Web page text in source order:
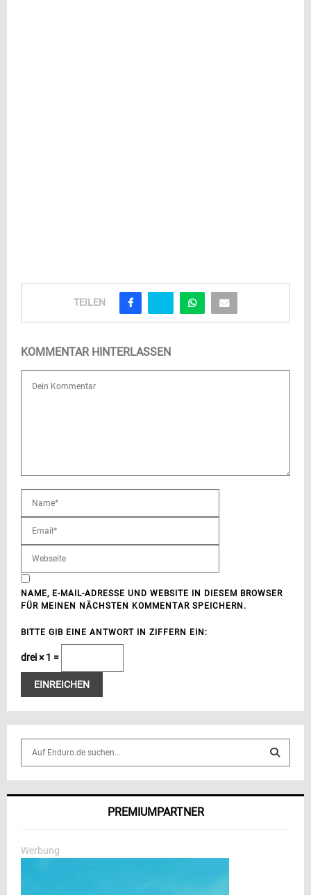
TEILEN
KOMMENTAR HINTERLASSEN
NAME, E-MAIL-ADRESSE UND WEBSITE IN DIESEM BROWSER
FÜR MEINEN NÄCHSTEN KOMMENTAR SPEICHERN.
BITTE GIB EINE ANTWORT IN ZIFFERN EIN:
drei × 1 =
o
S
PREMIUMPARTNER
Werbung